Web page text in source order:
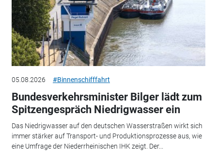
05.08.2026 #Binnenschifffahrt
Bundesverkehrsminister Bilger lädt zum
Spitzengespräch Niedrigwasser ein
Das Niedrigwasser auf den deutschen Wasserstraßen wirkt sich
immer stärker auf Transport- und Produktionsprozesse aus, wie
eine Umfrage der Niederrheinischen IHK zeigt. Der...